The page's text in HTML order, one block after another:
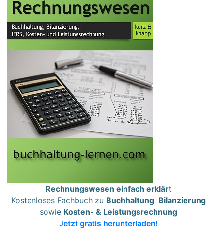
Rechnungswesen einfach erklärt
Kostenloses Fachbuch zu Buchhaltung, Bilanzierung
sowie Kosten- & Leistungsrechnung
Jetzt gratis herunterladen!